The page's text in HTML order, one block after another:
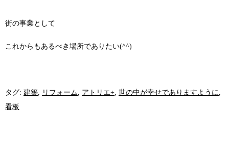
街の事業として
これからもあるべき場所でありたい(^^)
タグ: 建築 リフォーム アトリエ+ 世の中が幸せでありますように
看板